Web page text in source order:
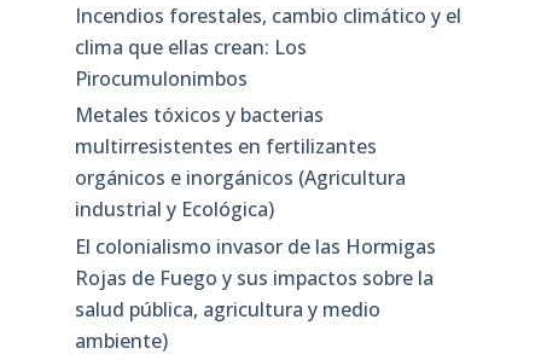
Incendios forestales, cambio climático y el
clima que ellas crean: Los
Pirocumulonimbos
Metales tóxicos y bacterias
multirresistentes en fertilizantes
orgánicos e inorgánicos (Agricultura
industrial y Ecológica)
El colonialismo invasor de las Hormigas
Rojas de Fuego y sus impactos sobre la
salud pública, agricultura y medio
ambiente)